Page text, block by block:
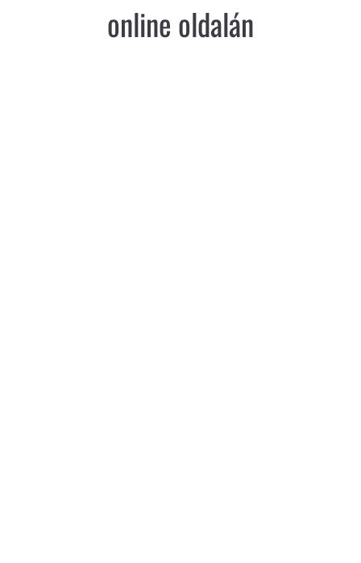
online oldalán